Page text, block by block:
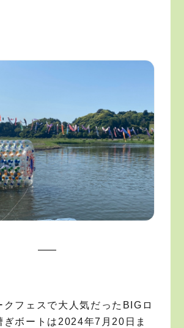
クフェスで大人気だったBIGロ
ぎボートは2024年7月20日ま